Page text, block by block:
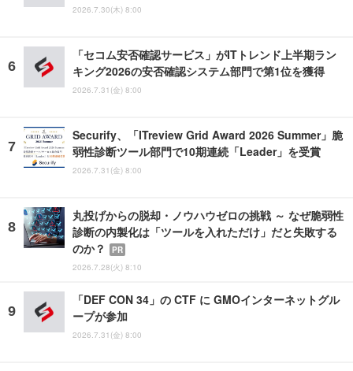
2026.7.30(木) 8:00
「セコム安否確認サービス」がITトレンド上半期ラン
キング2026の安否確認システム部門で第1位を獲得
2026.7.31(金) 8:00
Securify、「ITreview Grid Award 2026 Summer」脆
弱性診断ツール部門で10期連続「Leader」を受賞
2026.7.31(金) 8:00
丸投げからの脱却・ノウハウゼロの挑戦 ～ なぜ脆弱性
診断の内製化は「ツールを入れただけ」だと失敗する
のか？
PR
2026.7.28(火) 8:10
「DEF CON 34」の CTF に GMOインターネットグル
ープが参加
2026.7.31(金) 8:00